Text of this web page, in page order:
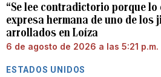
“Se lee contradictorio porque lo
expresa hermana de uno de los
arrollados en Loíza
6 de agosto de 2026 a las 5:21 p.m.
ESTADOS UNIDOS